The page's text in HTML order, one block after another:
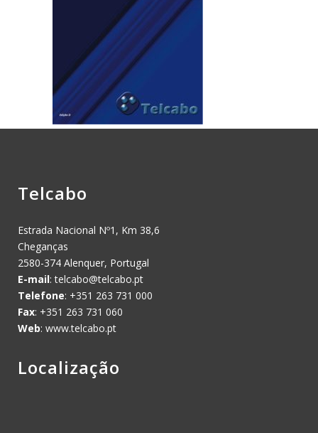
Telcabo
Estrada Nacional Nº1, Km 38,6
Cheganças
2580-374 Alenquer, Portugal
E-mail:telcabo@telcabo.pt
Telefone: +351 263 731 000
Fax: +351 263 731 060
Web: www.telcabo.pt
Localização